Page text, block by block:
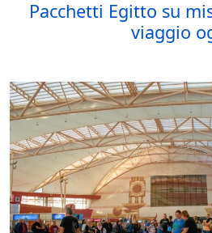
Pacchetti Egitto su
viaggio